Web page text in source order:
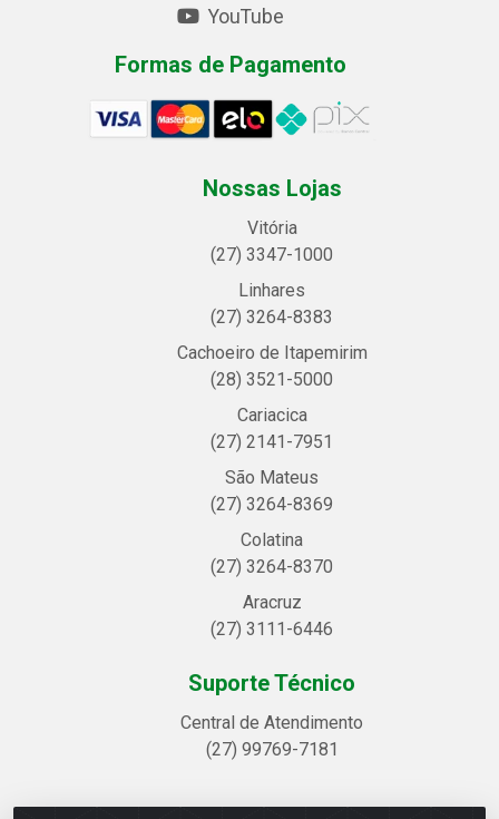
YouTube
Formas de Pagamento
Nossas Lojas
Vitória
(27) 3347-1000
Linhares
(27) 3264-8383
Cachoeiro de Itapemirim
(28) 3521-5000
Cariacica
(27) 2141-7951
São Mateus
(27) 3264-8369
Colatina
(27) 3264-8370
Aracruz
(27) 3111-6446
Suporte Técnico
Central de Atendimento
(27) 99769-7181